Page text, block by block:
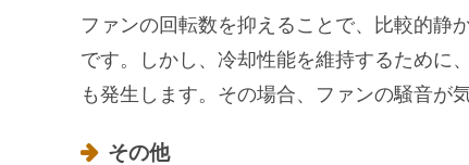
ファンの回転数を抑えることで、比較的静
です。しかし、冷却性能を維持するために
も発生します。その場合、ファンの騒音が
その他